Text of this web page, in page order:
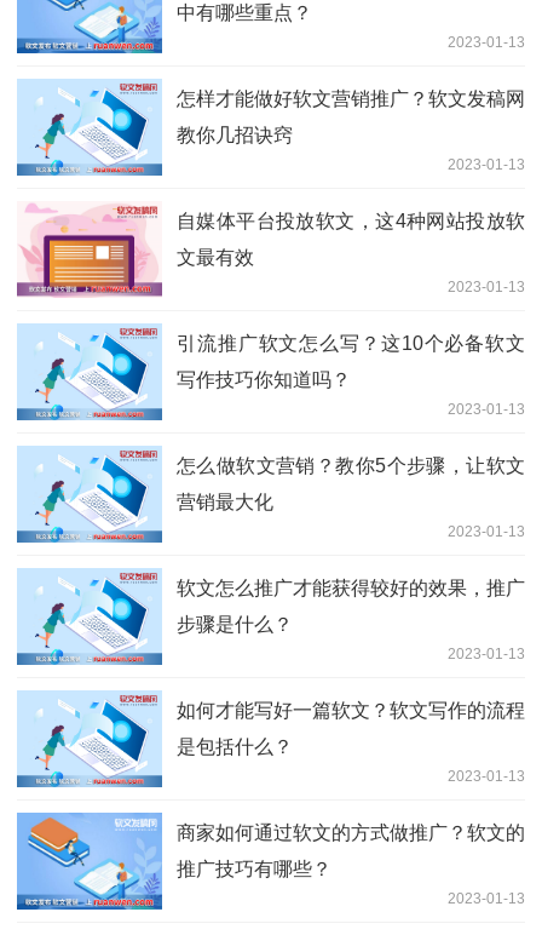
中有哪些重点？
2023-01-13
怎样才能做好软文营销推广？软文发稿网
教你几招诀窍
2023-01-13
自媒体平台投放软文，这4种网站投放软
文最有效
2023-01-13
引流推广软文怎么写？这10个必备软文
写作技巧你知道吗？
2023-01-13
怎么做软文营销？教你5个步骤，让软文
营销最大化
2023-01-13
软文怎么推广才能获得较好的效果，推广
步骤是什么？
2023-01-13
如何才能写好一篇软文？软文写作的流程
是包括什么？
2023-01-13
商家如何通过软文的方式做推广？软文的
推广技巧有哪些？
2023-01-13